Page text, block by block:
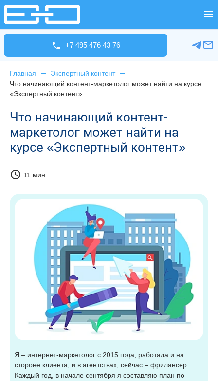
+7 495 476 43 76
Главная
Экспертный контент
Что начинающий контент-маркетолог может найти на курсе
«Экспертный контент»
Что начинающий контент-
маркетолог может найти на
курсе «Экспертный контент»
schedule 11 мин
Я – интернет-маркетолог с 2015 года, работала и на
стороне клиента, и в агентствах, сейчас – фрилансер.
Каждый год, в начале сентября я составляю план по